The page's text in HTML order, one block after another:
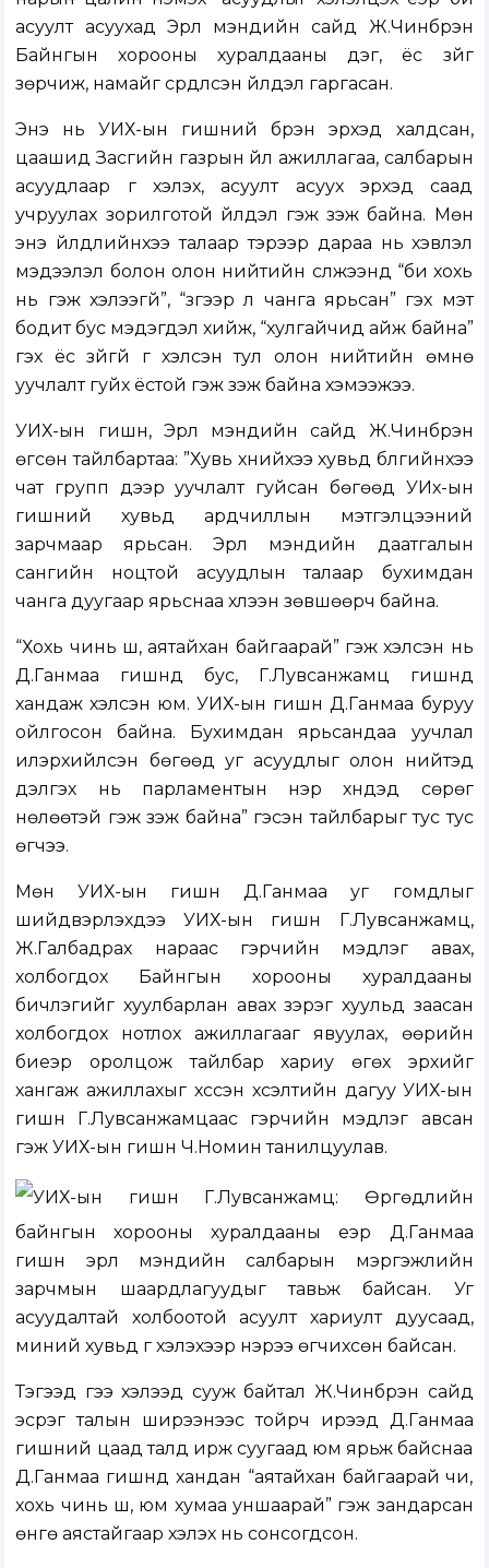
асуулт асуухад Эрүүл мэндийн сайд Ж.Чинбүрэн
Байнгын хорооны хуралдааны дэг, ёс зүйг
зөрчиж, намайг сүрдүүлсэн үйлдэл гаргасан.
Энэ нь УИХ-ын гишүүний бүрэн эрхэд халдсан,
цаашид Засгийн газрын үйл ажиллагаа, салбарын
асуудлаар үг хэлэх, асуулт асуух эрхэд саад
учруулах зорилготой үйлдэл гэж үзэж байна. Мөн
энэ үйлдлийнхээ талаар тэрээр дараа нь хэвлэл
мэдээлэл болон олон нийтийн сүлжээнд “би хохь
нь гэж хэлээгүй”, “зүгээр л чанга ярьсан” гэх мэт
бодит бус мэдэгдэл хийж, “хулгайчид айж байна”
гэх ёс зүйгүй үг хэлсэн тул олон нийтийн өмнө
уучлалт гуйх ёстой гэж үзэж байна хэмээжээ.
УИХ-ын гишүүн, Эрүүл мэндийн сайд Ж.Чинбүрэн
өгсөн тайлбартаа: ”Хувь хүнийхээ хувьд бүлгийнхээ
чат групп дээр уучлалт гуйсан бөгөөд УИх-ын
гишүүний хувьд ардчиллын мэтгэлцээний
зарчмаар ярьсан. Эрүүл мэндийн даатгалын
сангийн ноцтой асуудлын талаар бухимдан
чанга дуугаар ярьснаа хүлээн зөвшөөрч байна.
“Хохь чинь шүү, аятайхан байгаарай” гэж хэлсэн нь
Д.Ганмаа гишүүнд бус, Г.Лувсанжамц гишүүнд
хандаж хэлсэн юм. УИХ-ын гишүүн Д.Ганмаа буруу
ойлгосон байна. Бухимдан ярьсандаа уучлал
илэрхийлсэн бөгөөд уг асуудлыг олон нийтэд
дэлгэх нь парламентын нэр хүндэд сөрөг
нөлөөтэй гэж үзэж байна” гэсэн тайлбарыг тус тус
өгчээ.
Мөн УИХ-ын гишүүн Д.Ганмаа уг гомдлыг
шийдвэрлэхдээ УИХ-ын гишүүн Г.Лувсанжамц,
Ж.Галбадрах нараас гэрчийн мэдүүлэг авах,
холбогдох Байнгын хорооны хуралдааны
бичлэгийг хуулбарлан авах зэрэг хуульд заасан
холбогдох нотлох ажиллагааг явуулах, өөрийн
биеэр оролцож тайлбар хариу өгөх эрхийг
хангаж ажиллахыг хүссэн хүсэлтийн дагуу УИХ-ын
гишүүн Г.Лувсанжамцаас гэрчийн мэдүүлэг авсан
гэж УИХ-ын гишүүн Ч.Номин танилцуулав.
УИХ-ын гишүүн Г.Лувсанжамц: Өргөдлийн
байнгын хорооны хуралдааны үеэр Д.Ганмаа
гишүүн эрүүл мэндийн салбарын мэргэжлийн
зарчмын шаардлагуудыг тавьж байсан. Уг
асуудалтай холбоотой асуулт хариулт дуусаад,
миний хувьд үг хэлэхээр нэрээ өгчихсөн байсан.
Тэгээд үгээ хэлээд сууж байтал Ж.Чинбүрэн сайд
эсрэг талын ширээнээс тойрч ирээд Д.Ганмаа
гишүүний цаад талд ирж суугаад юм ярьж байснаа
Д.Ганмаа гишүүнд хандан “аятайхан байгаарай чи,
хохь чинь шүү, юм хумаа уншаарай” гэж зандарсан
өнгө аястайгаар хэлэх нь сонсогдсон.